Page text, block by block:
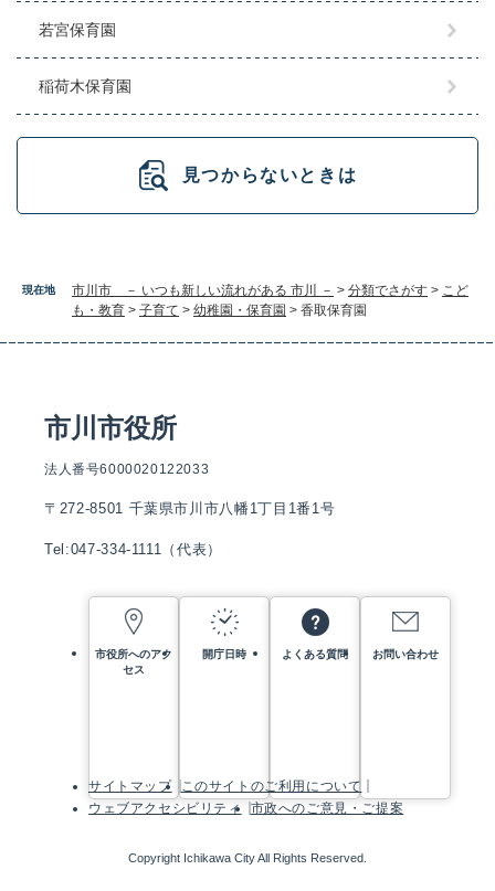
現在地 市川市 － いつも新しい流れがある 市川 － > 分類でさがす > こど
も・教育 > 子育て > 幼稚園・保育園 > 香取保育園
若宮保育園
稲荷木保育園
見つからないときは
市川市役所
法人番号6000020122033
〒272-8501 千葉県市川市八幡1丁目1番1号
Tel:047-334-1111（代表）
市役所へのアク
セス
開庁日時 よくある質問 お問い合わせ
サイトマップ
このサイトのご利用について
ウェブアクセシビリティ
市政へのご意見・ご提案
Copyright Ichikawa City All Rights Reserved.